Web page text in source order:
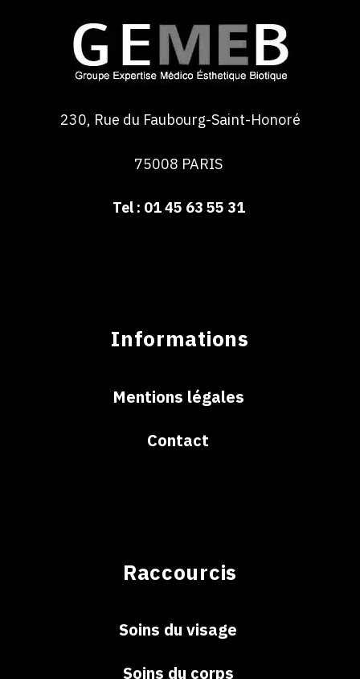
230, Rue du Faubourg-Saint-Honoré
75008 PARIS
Tel : 01 45 63 55 31
Informations
Mentions légales
Contact
Raccourcis
Soins du visage
Soins du corps